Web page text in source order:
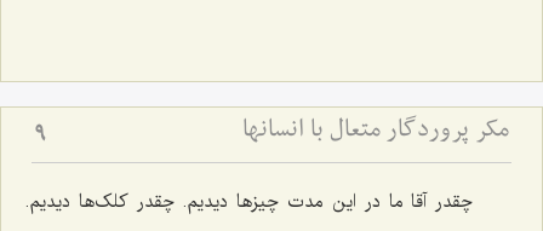
مکر پروردگار متعال با انسانها 9
چقدر آقا ما در این مدت چیزها دیدیم. چقدر کلک‌ها دیدیم.